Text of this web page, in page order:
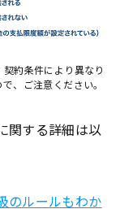
約条件により異なり
、ご注意ください。
関する詳細は以
のルールもわか